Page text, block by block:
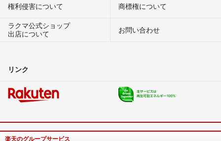
権利侵害について
商標権について
ラクマ公式ショップ
出店について
お問い合わせ
リンク
楽天のグループサービス